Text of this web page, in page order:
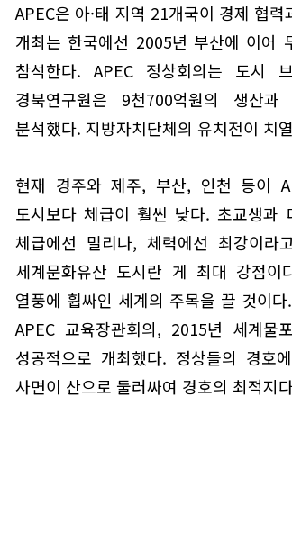
APEC은 아·태 지역 21개국이 경제 협
개최는 한국에선 2005년 부산에 이어
참석한다. APEC 정상회의는 도시
경북연구원은 9천700억원의 생산
분석했다. 지방자치단체의 유치전이 치
현재 경주와 제주, 부산, 인천 등이
도시보다 체급이 훨씬 낮다. 초교생과
체급에선 밀리나, 체력에선 최강이
세계문화유산 도시란 게 최대 강점
열풍에 휩싸인 세계의 주목을 끌 것이
APEC 교육장관회의, 2015년 세계물
성공적으로 개최했다. 정상들의 경호
사면이 산으로 둘러싸여 경호의 최적지